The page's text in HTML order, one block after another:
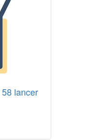
lancer